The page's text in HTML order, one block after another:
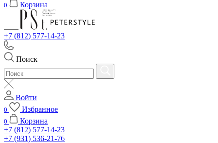
0 Корзина
+7 (812) 577-14-23
Поиск
Войти
0 Избранное
0
Корзина
+7 (812) 577-14-23
+7 (931) 536-21-76